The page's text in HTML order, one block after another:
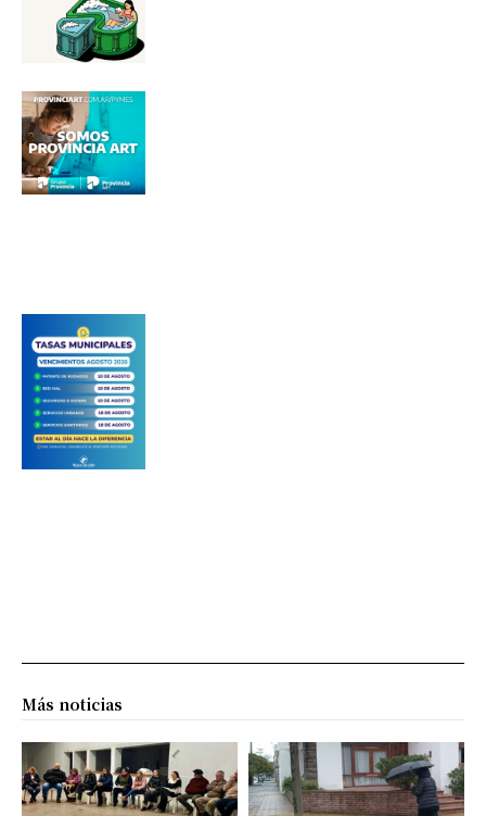
Más noticias